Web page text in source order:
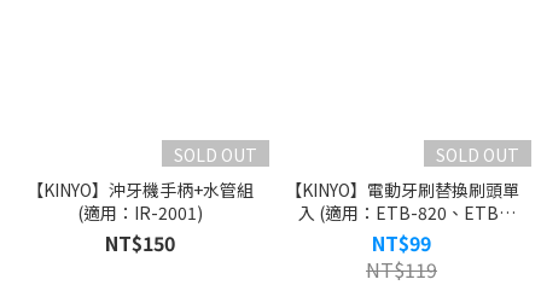
SOLD OUT
【KINYO】沖牙機手柄+水管組
(適用：IR-2001)
NT$150
SOLD OUT
【KINYO】電動牙刷替換刷頭單
入 (適用：ETB-820、ETB-
830、ETB-835、ETB-850、
ETB-851)
NT$99
NT$119